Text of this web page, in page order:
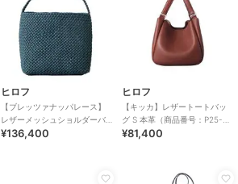
ヒロフ
【ブレッツァナッパレース】
レザーメッシュショルダーバ
ッグ S 本革（商品番号：P25-
¥136,400
ヒロフ
【キッカ】レザートートバッ
グ S 本革（商品番号：P25-
35662）
¥81,400